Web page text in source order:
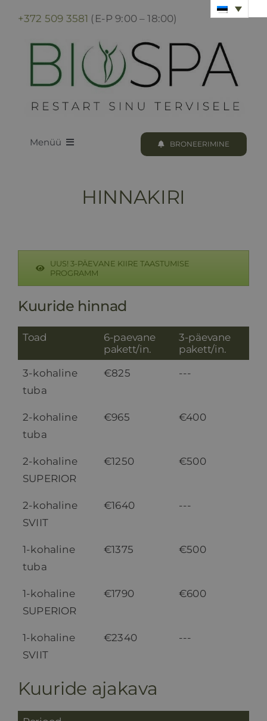
content
+372 509 3581 (E-P 9:00 – 18:00)
Menüü
KUURI BRONEERIMINE
BLOGI
E-POOD
BRONEERIMINE
HINNAKIRI
UUS! 3-PÄEVANE KIIRE TAASTUMISE
PROGRAMM
Kuuride hinnad
Toad
6-paevane
pakett/in.
3-päevane
pakett/in.
3-kohaline
tuba
€825 ---
2-kohaline
tuba
€965 €400
2-kohaline
SUPERIOR
€1250 €500
2-kohaline
SVIIT
€1640 ---
1-kohaline
tuba
€1375 €500
1-kohaline
SUPERIOR
€1790 €600
1-kohaline
SVIIT
€2340 ---
Kuuride ajakava